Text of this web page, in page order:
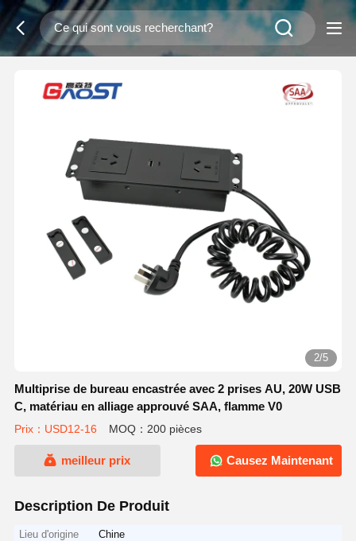
2/5
Multiprise de bureau encastrée avec 2 prises AU, 20W USB
C, matériau en alliage approuvé SAA, flamme V0
Prix：USD12-16 MOQ：200 pièces
meilleur prix Causez Maintenant
Description De Produit
Lieu d'origine
Chine